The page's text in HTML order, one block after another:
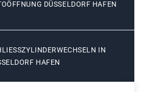
DÜSSELDORF HAFEN
IN D
HAFEN